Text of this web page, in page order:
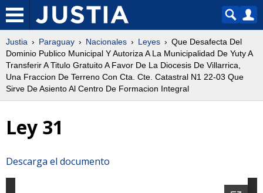
Justia Paraguay Nacionales Leyes
Que Desafecta Del
Dominio Publico Municipal Y Autoriza A La Municipalidad De Yuty A
Transferir A Titulo Gratuito A Favor De La Diocesis De Villarrica,
Una Fraccion De Terreno Con Cta. Cte. Catastral N1 22-03 Que
Sirve De Asiento Al Centro De Formacion Integral
Ley 31
Descarga el documento